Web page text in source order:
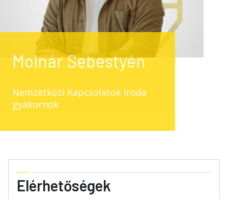
Molnár Sebestyén
Nemzetközi Kapcsolatok Iroda
gyakornok
Elérhetőségek